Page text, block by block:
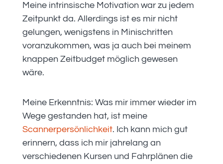
Meine intrinsische Motivation war zu jedem
Zeitpunkt da. Allerdings ist es mir nicht
gelungen, wenigstens in Minischritten
voranzukommen, was ja auch bei meinem
knappen Zeitbudget möglich gewesen
wäre.
Meine Erkenntnis: Was mir immer wieder im
Wege gestanden hat, ist meine
Scannerpersönlichkeit. Ich kann mich gut
erinnern, dass ich mir jahrelang an
verschiedenen Kursen und Fahrplänen die